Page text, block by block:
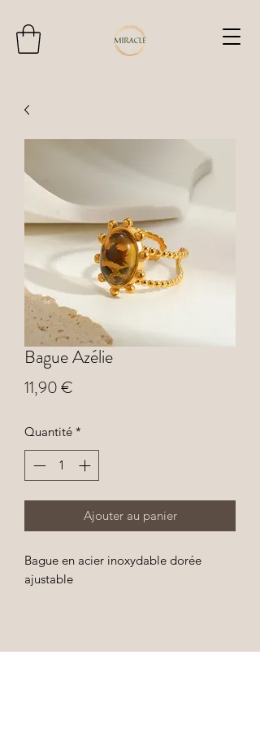
Bague Azélie
11,90 €
Quantité *
Ajouter au panier
Bague en acier inoxydable dorée
ajustable